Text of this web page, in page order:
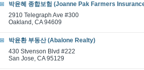
박윤혜 종합보험 (Joanne Pak Farmers
2910 Telegraph Ave #300
Oakland, CA 94609
박윤환 부동산 (Abalone Realty)
430 Stvenson Blvd #222
San Jose, CA 95129